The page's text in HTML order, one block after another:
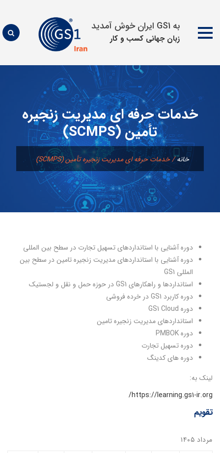
به GS1 ایران خوش آمدید
زبان جهانی كسب و كار
محتوا
خدمات حرفه ای مدیریت زنجیره
تأمین (SCMPS)
خانه/خدمات حرفه ای مدیریت زنجیره تأمین (SCMPS)
دوره آشنایی با استانداردهای تسهیل تجارت در سطح بین المللی
دوره آشنایی با استانداردهای مدیریت زنجیره تامین در سطح بین
المللی GS1
استانداردها و راهکارهای GS1 در حوزه حمل و نقل و لجستیک
دوره کاربرد GS1 در خرده فروشی
دوره GS1 Cloud
استانداردهای مدیریت زنجیره تامین
دوره PMBOK
دوره تسهیل تجارت
دوره های کدینگ
لینک به:
https://learning.gs1-ir.org/
تقویم
مرداد ۱۴۰۵